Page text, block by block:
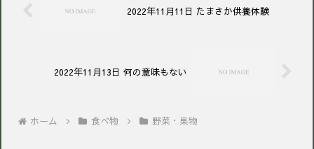
2022年11月11日 たまさか供養体験
2022年11月13日 何の意味もない
ホーム 食べ物 野菜・果物